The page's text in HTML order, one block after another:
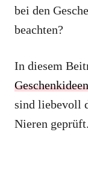
bei den
beachten?
In diesem
Geschenkideen
sind liebevoll
Nieren geprüft.